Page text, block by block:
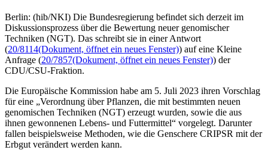
Berlin: (hib/NKI) Die Bundesregierung befindet sich derzeit im
Diskussionsprozess über die Bewertung neuer genomischer
Techniken (NGT). Das schreibt sie in einer Antwort
(20/8114(Dokument, öffnet ein neues Fenster)) auf eine Kleine
Anfrage (20/7857(Dokument, öffnet ein neues Fenster)) der
CDU/CSU-Fraktion.
Die Europäische Kommission habe am 5. Juli 2023 ihren Vorschlag
für eine „Verordnung über Pflanzen, die mit bestimmten neuen
genomischen Techniken (NGT) erzeugt wurden, sowie die aus
ihnen gewonnenen Lebens- und Futtermittel“ vorgelegt. Darunter
fallen beispielsweise Methoden, wie die Genschere CRIPSR mit der
Erbgut verändert werden kann.